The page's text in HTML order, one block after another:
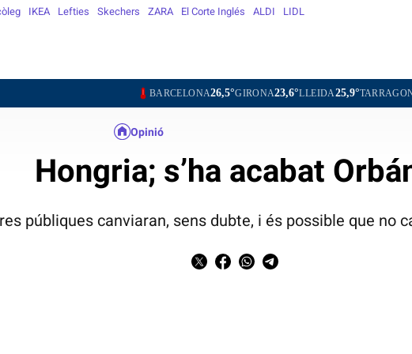
IKEA Lefties Skechers ZARA El Corte Inglés ALDI LIDL
BARCELONA26,5°GIRONA23,6°LLEIDA25,9°TARRAGONA27,5°
Opinió
Hongria; s’ha acabat
públiques canviaran, sens dubte, i és possible que no